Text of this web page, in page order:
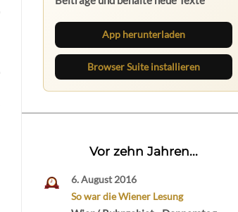
App herunterladen
Browser Suite installieren
Vor zehn Jahren...
6. August 2016
So war die Wiener Lesung